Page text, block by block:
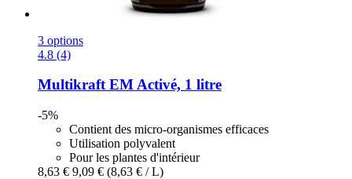
3 options
4.8 (4)
MultikraftEM Activé, 1 litre
-5%
Contient des micro-organismes efficaces
Utilisation polyvalent
Pour les plantes d'intérieur
8,63 € 9,09 € (8,63 € / L)